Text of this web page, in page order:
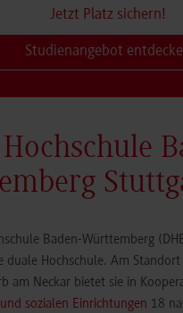
Jetzt Platz sichern!
Studienangebot
Baden-Württemberg
duale Hochschule. Am
am Neckar bietet sie in
sozialen Einrichtungen 18